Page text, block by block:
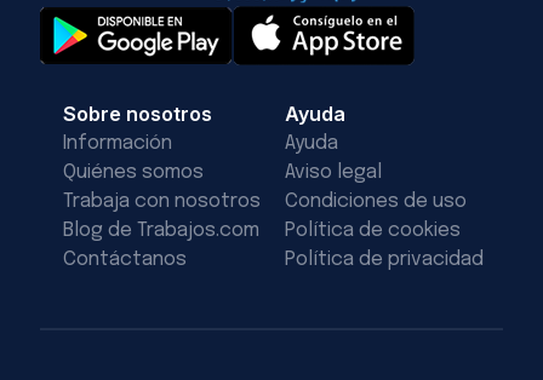
Sobre nosotros
Información
Quiénes somos
Trabaja con nosotros
Blog de Trabajos.com
Contáctanos
Ayuda
Ayuda
Aviso legal
Condiciones de uso
Política de cookies
Política de privacidad